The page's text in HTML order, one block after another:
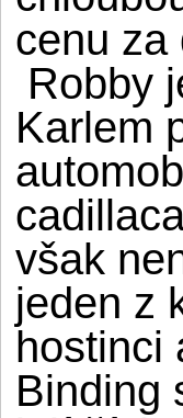
cenu za
Robby
Karlem
však
jeden z
hostinci
Binding